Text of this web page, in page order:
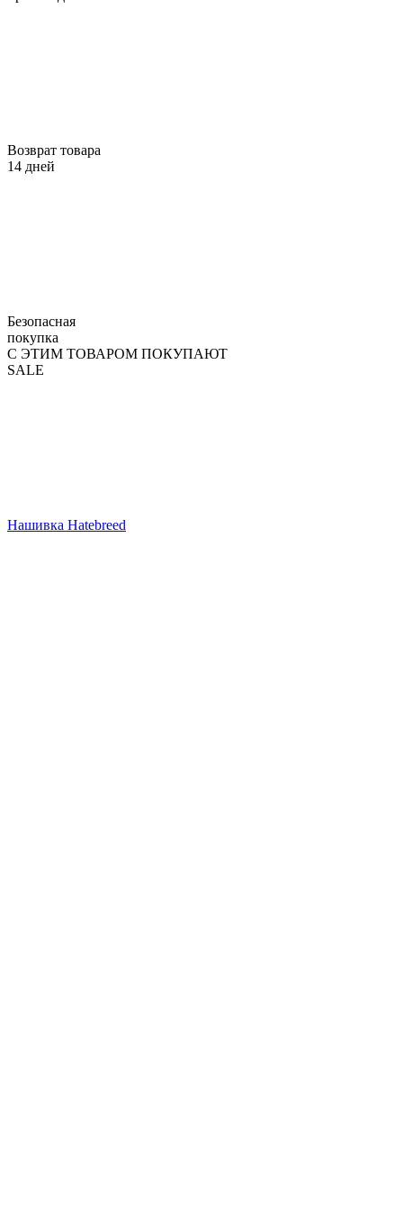
Возврат товара
14 дней
Безопасная
покупка
С ЭТИМ ТОВАРОМ ПОКУПАЮТ
SALE
Нашивка Hatebreed